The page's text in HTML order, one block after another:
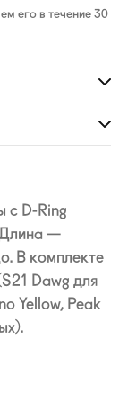
его в течение 30
с D-Ring
Длина —
В комплекте
Dawg для
Yellow, Peak